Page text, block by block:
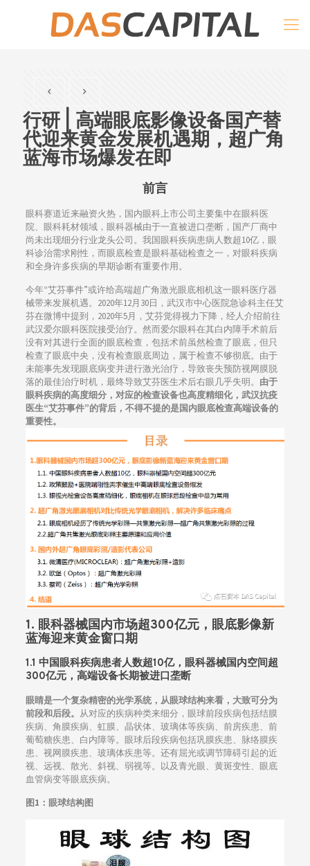
行研 | 高端眼底影像设备国产替
代迎来黄金发展机遇期，超广角
蓝海市场爆发在即
前言
眼科赛道近来融资火热，国内眼科上市公司主要集中在眼科医
院、眼科耗材领域，眼科器械由于一直被进口垄断，国产厂商中
尚未出现细分行业龙头公司。我国眼科疾病患病人数超10亿，眼
科诊治需求刚性，而眼底检查是眼科基础检查之一，对眼科疾病
和全身许多疾病的早期诊断有重要作用。
今年“艾芬事件”或许给高端超广角激光眼底相机这一眼科医疗器
械带来发展机遇。2020年12月30日，武汉市中心医院急诊科主任艾
芬在微博中提到，2020年5月，艾芬觉得视力下降，经人介绍前往
武汉爱尔眼科医院接受治疗。然而爱尔眼科在其白内障手术前后
没有对其进行全面的眼底检查，包括术前虽然检查了眼底，但只
检查了眼底中央，没有检查眼底周边，属于检查不够彻底。由于
未能事先发现眼底病变并进行激光治疗，导致丧失预防视网膜脱
落的最佳治疗时机，最终导致艾芬医生术后右眼几乎失明。 由于
眼科疾病的高度细分，对应的检查设备也高度精细化，武汉抗疫
医生“艾芬事件”的背后，不得不提的是国内眼底检查高端设备的
重要性。
1. 眼科器械国内市场超300亿元，眼底影像新
蓝海迎来黄金窗口期
1.1 中国眼科疾病患者人数超10亿，眼科器械国内空间超
300亿元，高端设备长期被进口垄断
眼睛是一个复杂精密的光学系统，从眼球结构来看，大致可分为
前段和后段。 从对应的疾病种类来细分，眼球前段疾病包括结膜
疾病、角膜疾病、虹膜、晶状体、玻璃体等疾病、前房疾患、前
葡萄糖疾患、白内障等。眼球后段疾病包括巩膜疾患、脉络膜疾
患、视网膜疾患、玻璃体疾患等。还有屈光或调节障碍引起的近
视、远视、散光、斜视、弱视等。以及青光眼、黄斑变性、眼底
血管病变等眼底疾病。
图1：眼球结构图